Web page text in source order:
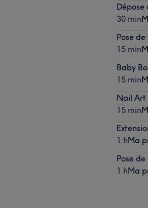
Dépose
30 min
Pose
15 min
Baby
15 min
Nail Art
15 min
1 hMa
Pose
1 hMa